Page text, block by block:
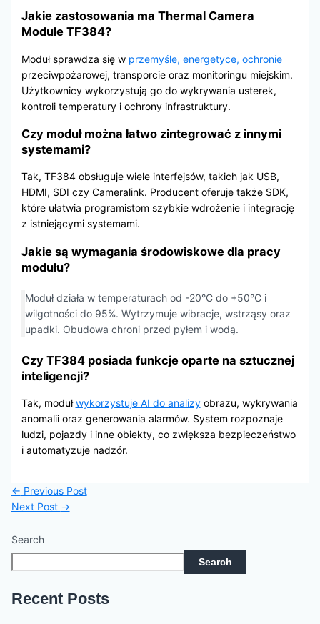
Jakie zastosowania ma Thermal Camera
Module TF384?
Moduł sprawdza się w przemyśle, energetyce, ochronie
przeciwpożarowej, transporcie oraz monitoringu miejskim.
Użytkownicy wykorzystują go do wykrywania usterek,
kontroli temperatury i ochrony infrastruktury.
Czy moduł można łatwo zintegrować z innymi
systemami?
Tak, TF384 obsługuje wiele interfejsów, takich jak USB,
HDMI, SDI czy Cameralink. Producent oferuje także SDK,
które ułatwia programistom szybkie wdrożenie i integrację
z istniejącymi systemami.
Jakie są wymagania środowiskowe dla pracy
modułu?
Moduł działa w temperaturach od -20°C do +50°C i
wilgotności do 95%. Wytrzymuje wibracje, wstrząsy oraz
upadki. Obudowa chroni przed pyłem i wodą.
Czy TF384 posiada funkcje oparte na sztucznej
inteligencji?
Tak, modułwykorzystuje AI do analizyobrazu, wykrywania
anomalii oraz generowania alarmów. System rozpoznaje
ludzi, pojazdy i inne obiekty, co zwiększa bezpieczeństwo
i automatyzuje nadzór.
← Previous Post
Next Post →
Search
Search
Recent Posts